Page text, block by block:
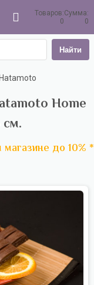
Товаров:
0
Сумма:
0
Найти
Hatamoto
Home
см.
до 10% *